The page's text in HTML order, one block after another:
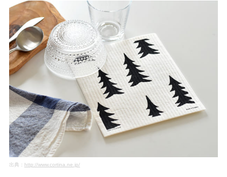
出典： http://www.cortina.ne.jp/